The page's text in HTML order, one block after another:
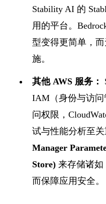
Stability AI 的
用的平台。
型变得更简单，
施。
其他 AWS 服务：
IAM（身份与访
问权限，
试与性能分析至
Manager
Store) 来存储诸如
而保障应用安全。